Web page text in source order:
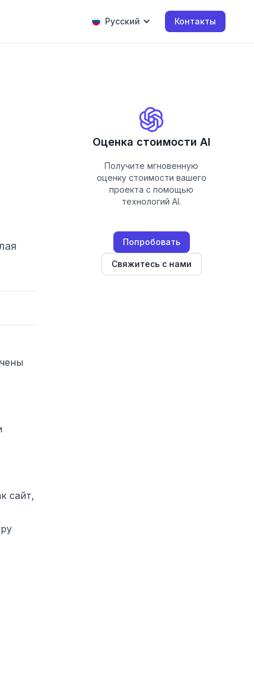
Русский Контакты
сайт,
Оценка стоимости AI
Получите мгновенную
оценку стоимости вашего
проекта с помощью
технологий AI.
Попробовать
Свяжитесь с нами